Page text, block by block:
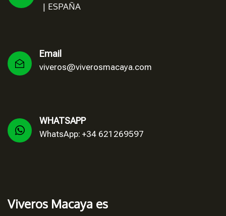
| ESPAÑA
Email
viveros@viverosmacaya.com
WHATSAPP
WhatsApp: +34 621269597
Viveros Macaya es